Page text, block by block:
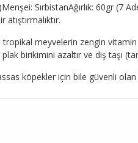
SırbistanAğırlık: 60gr (7
meyvelerin zengin
birikimini azaltır ve diş taşı
köpekler için bile güvenli